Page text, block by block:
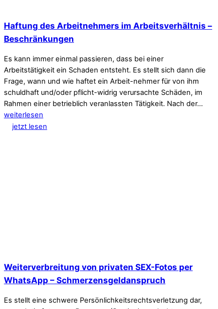
Haftung des Arbeitnehmers im Arbeitsverhältnis –
Beschränkungen
Es kann immer einmal passieren, dass bei einer
Arbeitstätigkeit ein Schaden entsteht. Es stellt sich dann die
Frage, wann und wie haftet ein Arbeit-nehmer für von ihm
schuldhaft und/oder pflicht-widrig verursachte Schäden, im
Rahmen einer betrieblich veranlassten Tätigkeit. Nach der…
weiterlesen
jetzt lesen
Weiterverbreitung von privaten SEX-Fotos per
WhatsApp – Schmerzensgeldanspruch
Es stellt eine schwere Persönlichkeitsrechtsverletzung dar,